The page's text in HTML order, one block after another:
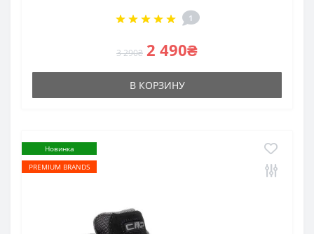
1
3 290₴ 2 490₴
В КОРЗИНУ
Новинка
PREMIUM BRANDS